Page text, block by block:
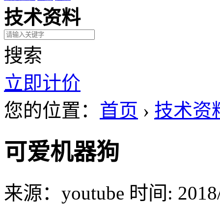
技术资料
搜索
立即计价
您的位置： 首页 › 技术资
可爱机器狗
来源：youtube 时间: